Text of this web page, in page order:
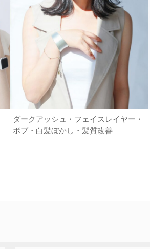
ダークアッシュ・フェイスレイヤー・
ボブ・白髪ぼかし・髪質改善